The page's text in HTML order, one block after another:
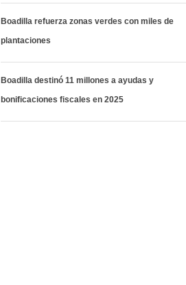
Boadilla refuerza zonas verdes con miles de
plantaciones
Boadilla destinó 11 millones a ayudas y
bonificaciones fiscales en 2025